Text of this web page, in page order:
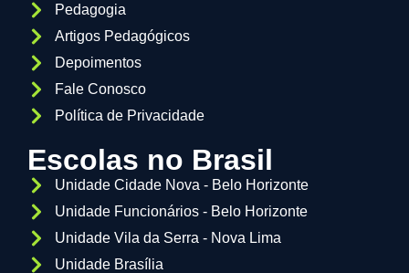
Pedagogia
Artigos Pedagógicos
Depoimentos
Fale Conosco
Política de Privacidade
Escolas no Brasil
Unidade Cidade Nova - Belo Horizonte
Unidade Funcionários - Belo Horizonte
Unidade Vila da Serra - Nova Lima
Unidade Brasília